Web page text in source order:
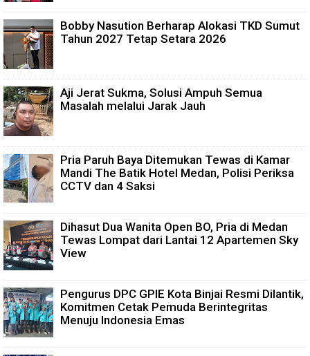
Bobby Nasution Berharap Alokasi TKD Sumut
Tahun 2027 Tetap Setara 2026
Aji Jerat Sukma, Solusi Ampuh Semua
Masalah melalui Jarak Jauh
Pria Paruh Baya Ditemukan Tewas di Kamar
Mandi The Batik Hotel Medan, Polisi Periksa
CCTV dan 4 Saksi
Dihasut Dua Wanita Open BO, Pria di Medan
Tewas Lompat dari Lantai 12 Apartemen Sky
View
Pengurus DPC GPIE Kota Binjai Resmi Dilantik,
Komitmen Cetak Pemuda Berintegritas
Menuju Indonesia Emas